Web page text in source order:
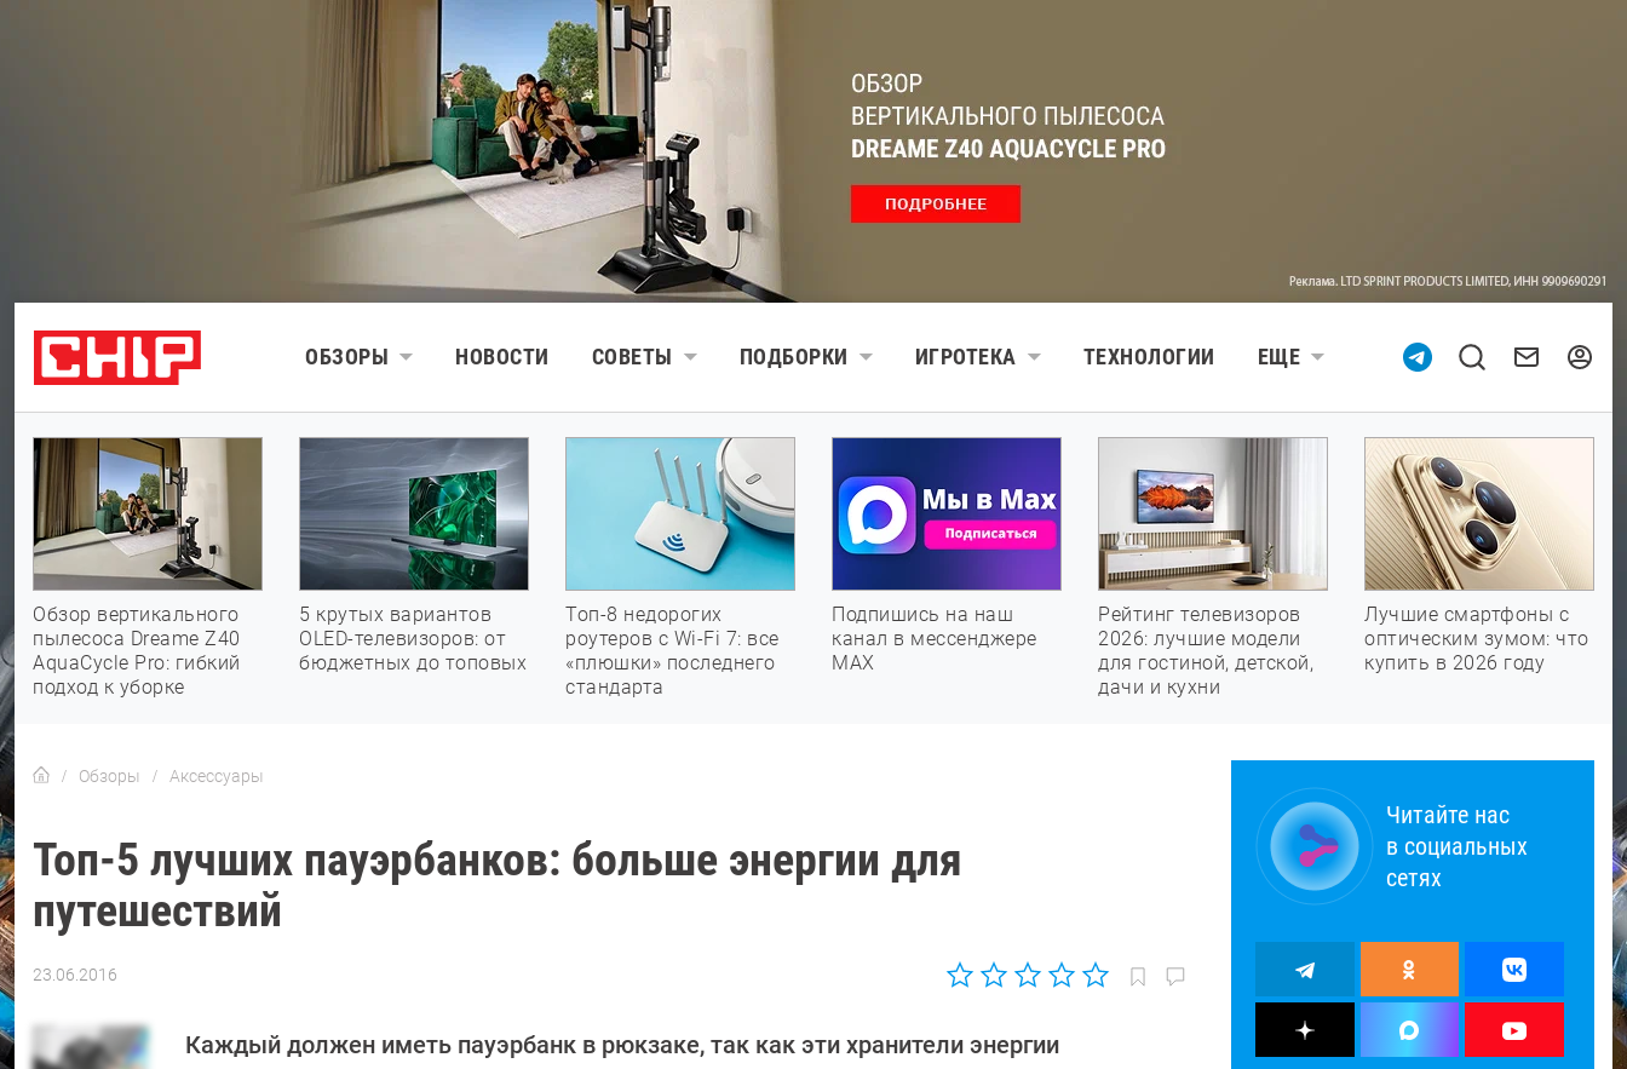
ОБЗОРЫ НОВОСТИ СОВЕТЫ ПОДБОРКИ ИГРОТЕКА ТЕХНОЛОГИИ ЕЩЕ
Обзор вертикального
пылесоса Dreame Z40
AquaCycle Pro: гибкий
подход к уборке
5 крутых вариантов
OLED-телевизоров: от
бюджетных до топовых
Топ-8 недорогих
роутеров с Wi-Fi 7: все
«плюшки» последнего
стандарта
Подпишись на наш
канал в мессенджере
МАХ
Рейтинг телевизоров
2026: лучшие модели
для гостиной, детской,
дачи и кухни
Лучшие смартфоны с
оптическим зумом: что
купить в 2026 году
Обзоры Аксессуары
Топ-5 лучших пауэрбанков: больше энергии для
путешествий
23.06.2016
Давыдов
Каждый должен иметь пауэрбанк в рюкзаке, так как эти хранители энергии
Читайте нас
в социальных
сетях